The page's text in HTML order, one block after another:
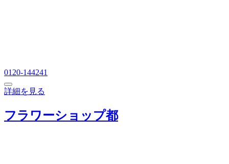
0120-144241
詳細を見る
フラワーショップ都